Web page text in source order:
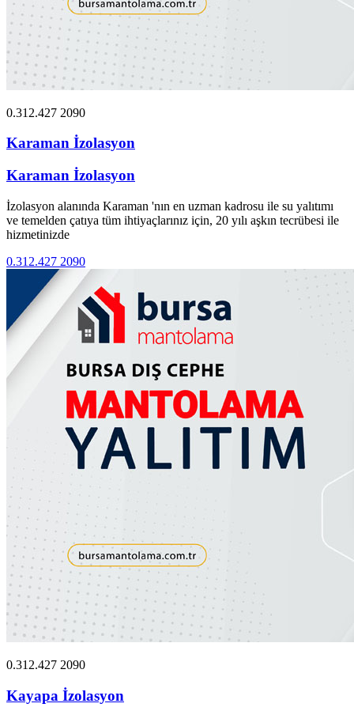
0.312.427 2090
Karaman İzolasyon
Karaman İzolasyon
İzolasyon alanında Karaman 'nın en uzman kadrosu ile su yalıtımı
ve temelden çatıya tüm ihtiyaçlarınız için, 20 yılı aşkın tecrübesi ile
hizmetinizde
0.312.427 2090
0.312.427 2090
Kayapa İzolasyon